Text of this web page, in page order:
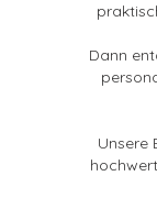
Dann
Unsere